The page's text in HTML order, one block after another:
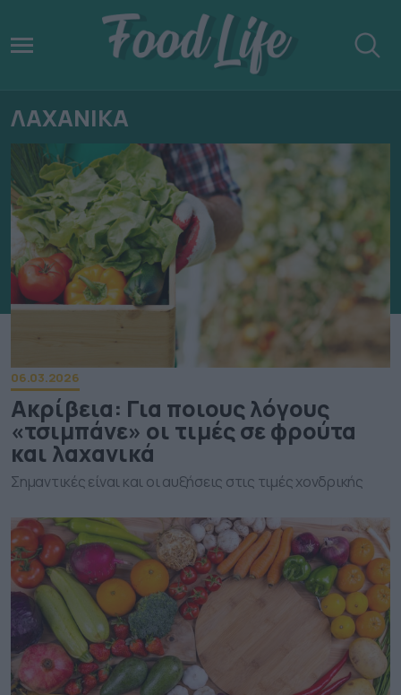
ΛΑΧΑΝΙΚΑ
06.03.2026
Ακρίβεια: Για ποιους λόγους
«τσιμπάνε» οι τιμές σε φρούτα
και λαχανικά
Σημαντικές είναι και οι αυξήσεις στις τιμές χονδρικής